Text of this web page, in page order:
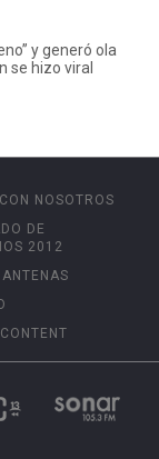
y generó ola
se hizo viral
NOSOTROS
DE
2012